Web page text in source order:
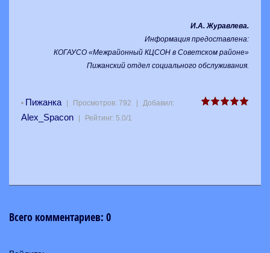
И.А. Журавлева.
Информация предоставлена:
КОГАУСО «Межрайонный КЦСОН в Советском районе»
Пижанский отдел социального обслуживания.
• Пижанка Просмотров: 792 Добавил:
Alex_Spacon Рейтинг: 5.0/1
Всего комментариев: 0